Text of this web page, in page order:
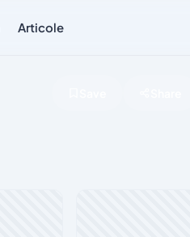
Articole